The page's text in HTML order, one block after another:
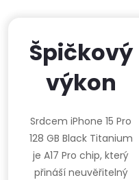
Špičkový
výkon
Srdcem iPhone 15 Pro
128 GB Black Titanium
je A17 Pro chip, který
přináší neuvěřitelný